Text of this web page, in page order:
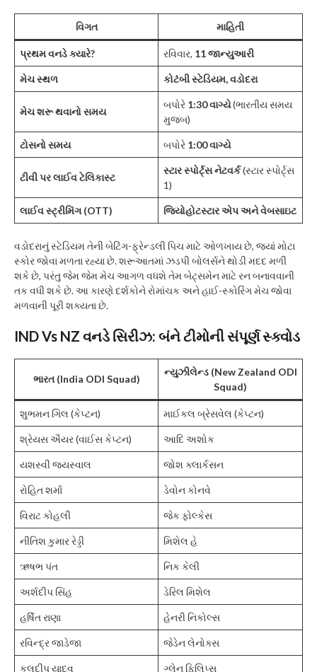
વિગત માહિતી
પ્રથમ વનડે ક્યારે? રવિવાર, 11 જાન્યુઆરી
મેચ સ્થળ કોટંબી સ્ટેડિયમ, વડોદરા
મેચ શરૂ થવાનો સમય
બપોરે 1:30 વાગ્યે(ભારતીય સમય
મુજબ)
ટોસનો સમય બપોરે 1:00 વાગ્યે
ટીવી પર લાઈવ ટેલિકાસ્ટ
સ્ટાર સ્પોર્ટ્સ નેટવર્ક(સ્ટાર સ્પોર્ટ્સ
1)
લાઈવ સ્ટ્રીમિંગ (OTT) જિયોહોટસ્ટાર એપ અને વેબસાઇટ
વડોદરાનું સ્ટેડિયમ તેની બેટિંગ-ફ્રેન્ડલી પિચ માટે ઓળખાય છે, જ્યાં મોટા
સ્કોર જોવા મળતા રહ્યા છે. શરૂઆતમાં ઝડપી બોલર્સને થોડી મદદ મળી
શકે છે, પરંતુ જેમ જેમ મેચ આગળ વધશે તેમ બેટ્સમેન માટે રન બનાવવાની
તક વધી શકે છે. આ કારણે દર્શકોને રોમાંચક અને હાઈ-સ્કોરિંગ મેચ જોવા
મળવાની પૂરી શક્યતા છે.
IND Vs NZ વનડે સિરીઝ: બંને ટીમોની સંપૂર્ણ સ્ક્વોડ
ભારત (India ODI Squad)
ન્યુઝીલેન્ડ (New Zealand ODI
Squad)
શુભમન ગિલ (કેપ્ટન) માઈકલ બ્રેસવેલ (કેપ્ટન)
શ્રેયસ ઐયર (વાઈસ કેપ્ટન) આદિ અશોક
યશસ્વી જયસ્વાલ જોશ ક્લાર્કસન
રોહિત શર્મા ડેવોન કોનવે
વિરાટ કોહલી જેક ફોલ્કેસ
નીતિશ કુમાર રેડ્ડી મિશેલ હે
ઋષભ પંત નિક કેલી
અર્શદીપ સિંહ ડેરિલ મિશેલ
હર્ષિત રાણા હેનરી નિકોલ્સ
રવિન્દ્ર જાડેજા જેડેન લેનોક્સ
કુલદીપ યાદવ ગ્લેન ફિલિપ્સ